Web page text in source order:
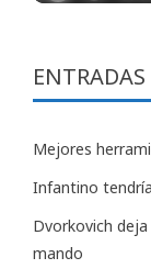
Mejores
Infantino
Dvorkovich
mando